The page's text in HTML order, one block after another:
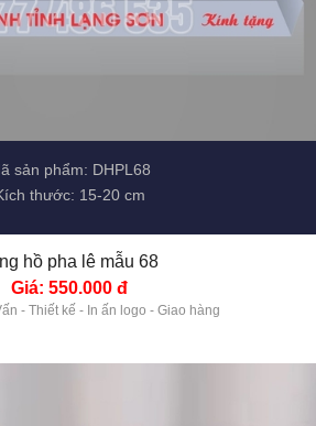
sản phẩm: DHPL68
thước: 15-20 cm
hồ pha lê mẫu 68
Giá: 550.000 đ
- Thiết kế - In ấn logo - Giao hàng